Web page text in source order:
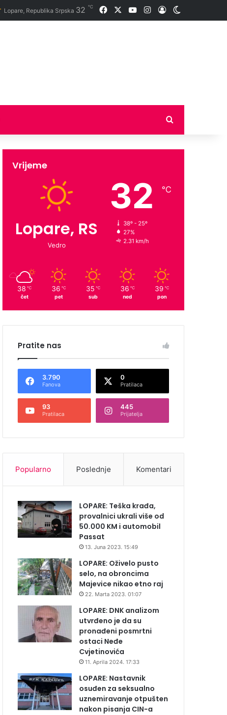
Lopare, Republika Srpska 32 ℃ Facebook YouTubeInstagram
Prijava
Traži
Vrijeme
Lopare, RS
Vedro
32 ℃
38º - 25º
27%
2.31 km/h
38 ℃
čet
36 ℃
pet
35 ℃
sub
36 ℃
ned
39 ℃
pon
Pratite nas
3.790
Fanova
0
Pratilaca
93
Pratilaca
445
Prijatelja
Popularno Poslednje Komentari
LOPARE: Teška krađa,
provalnici ukrali više od
50.000 KM i automobil
Passat
13. Juna 2023. 15:49
LOPARE: Oživelo pusto
selo, na obroncima
Majevice nikao etno raj
22. Marta 2023. 01:07
LOPARE: DNK analizom
utvrđeno je da su
pronađeni posmrtni
ostaci Neđe
Cvjetinovića
11. Aprila 2024. 17:33
LOPARE: Nastavnik
osuđen za seksualno
uznemiravanje otpušten
nakon pisanja CIN-a